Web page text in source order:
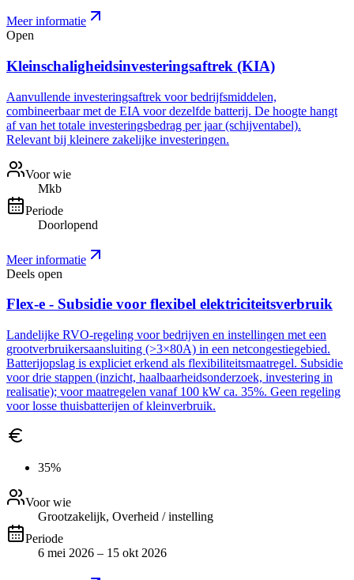
Meer informatie
Open
Kleinschaligheidsinvesteringsaftrek (KIA)
Aanvullende investeringsaftrek voor bedrijfsmiddelen,
combineerbaar met de EIA voor dezelfde batterij. De hoogte hangt
af van het totale investeringsbedrag per jaar (schijventabel).
Relevant bij kleinere zakelijke investeringen.
Voor wie
Mkb
Periode
Doorlopend
Meer informatie
Deels open
Flex-e - Subsidie voor flexibel elektriciteitsverbruik
Landelijke RVO-regeling voor bedrijven en instellingen met een
grootverbruikersaansluiting (>3×80A) in een netcongestiegebied.
Batterijopslag is expliciet erkend als flexibiliteitsmaatregel. Subsidie
voor drie stappen (inzicht, haalbaarheidsonderzoek, investering in
realisatie); voor maatregelen vanaf 100 kW ca. 35%. Geen regeling
voor losse thuisbatterijen of kleinverbruik.
35%
Voor wie
Grootzakelijk, Overheid / instelling
Periode
6 mei 2026 – 15 okt 2026